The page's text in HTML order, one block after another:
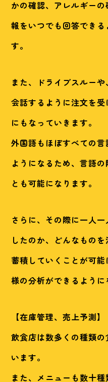
かの確認、アレルギー
報をいつでも回答でき
す。
また、ドライブスルー
会話するように注文を
にもなっていきます。
外国語もほぼすべての
ようになるため、言語
とも可能になります。
さらに、その際に一人
したのか、どんなもの
蓄積していくことが可
様の分析ができるように
【在庫管理、売上予測】
飲食店は数多くの種類
います。
また、メニューも数十